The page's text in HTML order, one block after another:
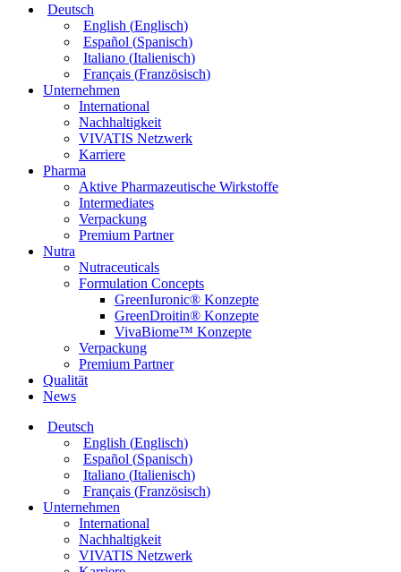
Deutsch
English (Englisch)
Español (Spanisch)
Italiano(Italienisch)
Français(Französisch)
Unternehmen
International
Nachhaltigkeit
VIVATIS Netzwerk
Karriere
Pharma
Aktive Pharmazeutische Wirkstoffe
Intermediates
Verpackung
Premium Partner
Nutra
Nutraceuticals
Formulation Concepts
GreenIuronic® Konzepte
GreenDroitin® Konzepte
VivaBiome™ Konzepte
Verpackung
Premium Partner
Qualität
News
Deutsch
English (Englisch)
Español (Spanisch)
Italiano(Italienisch)
Français(Französisch)
Unternehmen
International
Nachhaltigkeit
VIVATIS Netzwerk